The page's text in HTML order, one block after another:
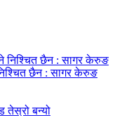
छैन : सागर केरुङ